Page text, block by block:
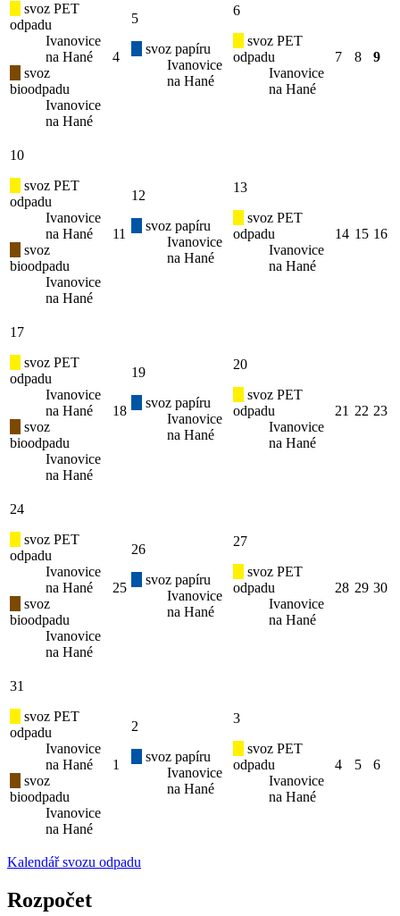
svoz PET
odpadu
Ivanovice
na Hané
svoz
bioodpadu
Ivanovice
na Hané
4
5
svoz papíru
Ivanovice
na Hané
6
svoz PET
odpadu
Ivanovice
na Hané
7 8 9
10
svoz PET
odpadu
Ivanovice
na Hané
svoz
bioodpadu
Ivanovice
na Hané
11
12
svoz papíru
Ivanovice
na Hané
13
svoz PET
odpadu
Ivanovice
na Hané
14 15 16
17
svoz PET
odpadu
Ivanovice
na Hané
svoz
bioodpadu
Ivanovice
na Hané
18
19
svoz papíru
Ivanovice
na Hané
20
svoz PET
odpadu
Ivanovice
na Hané
21 22 23
24
svoz PET
odpadu
Ivanovice
na Hané
svoz
bioodpadu
Ivanovice
na Hané
25
26
svoz papíru
Ivanovice
na Hané
27
svoz PET
odpadu
Ivanovice
na Hané
28 29 30
31
svoz PET
odpadu
Ivanovice
na Hané
svoz
bioodpadu
Ivanovice
na Hané
1
2
svoz papíru
Ivanovice
na Hané
3
svoz PET
odpadu
Ivanovice
na Hané
4 5 6
Kalendář svozu odpadu
Rozpočet